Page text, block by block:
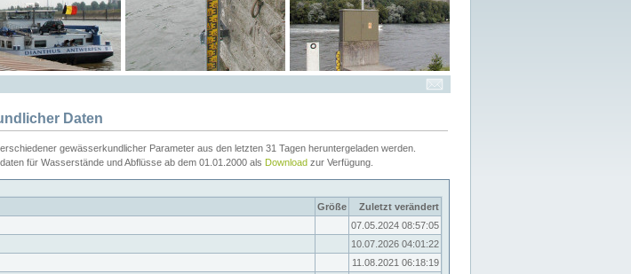
Daten
gewässerkundlicher Parameter aus den letzten 31 Tagen heruntergeladen werden.
für Wasserstände und Abflüsse ab dem 01.01.2000 als Download zur Verfügung.
Größe
Zuletzt verändert
07.05.2024 08:57:05
10.07.2026 04:01:22
11.08.2021 06:18:19